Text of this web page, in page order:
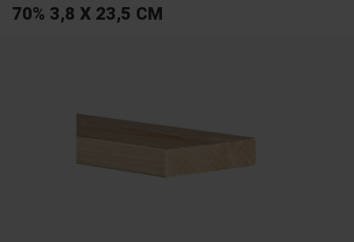
70% 3,8 X 23,5 CM